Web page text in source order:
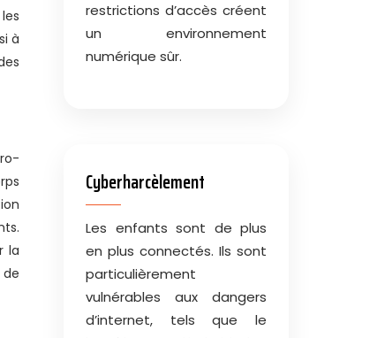
à
la
restrictions d’accès créent
un environnement
numérique sûr.
Cyberharcèlement
Les enfants sont de plus
en plus connectés. Ils sont
particulièrement
vulnérables aux dangers
d’internet, tels que le